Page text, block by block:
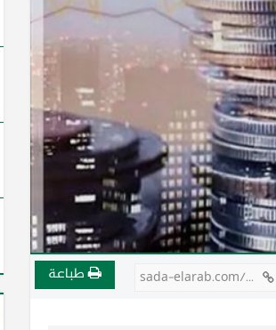
طباعة sada-elarab.com/734334